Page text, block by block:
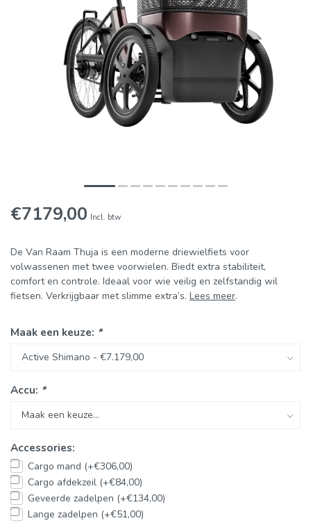
€7179,00 Incl. btw
De Van Raam Thuja is een moderne driewielfiets voor
volwassenen met twee voorwielen. Biedt extra stabiliteit,
comfort en controle. Ideaal voor wie veilig en zelfstandig wil
fietsen. Verkrijgbaar met slimme extra’s. Lees meer.
Maak een keuze: *
Accu: *
Accessories:
Cargo mand (+€306,00)
Cargo afdekzeil (+€84,00)
Geveerde zadelpen (+€134,00)
Lange zadelpen (+€51,00)